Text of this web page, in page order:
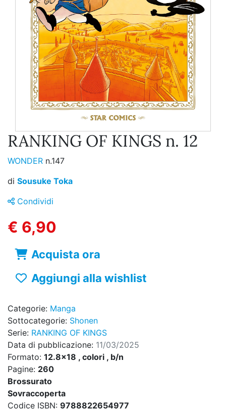
RANKING OF KINGS n. 12
WONDER n.147
di Sousuke Toka
Condividi
€ 6,90
Acquista ora
Aggiungi alla wishlist
Categorie: Manga
Sottocategorie: Shonen
Serie: RANKING OF KINGS
Data di pubblicazione: 11/03/2025
Formato: 12.8x18 , colori , b/n
Pagine: 260
Brossurato
Sovraccoperta
Codice ISBN: 9788822654977